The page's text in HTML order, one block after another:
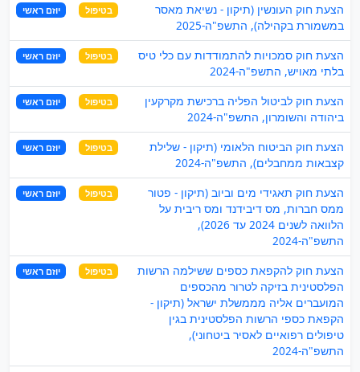
הצעת חוק העונשין (תיקון - נשיאת מאסר
במשמורת בקהילה), התשפ"ה-2025
בטיפול יוזם ראשי
הצעת חוק סמכויות להתמודדות עם כלי טיס
בלתי מאויש, התשפ"ה-2024
בטיפול יוזם ראשי
הצעת חוק לביטול הפליה ברכישת מקרקעין
ביהודה והשומרון, התשפ"ה-2024
בטיפול יוזם ראשי
הצעת חוק הביטוח הלאומי (תיקון - שלילת
קצבאות ממחבלים), התשפ"ה-2024
בטיפול יוזם ראשי
הצעת חוק תאגידי מים וביוב (תיקון - פטור
ממס חברות, מס דיבידנד ומס ריבית על
הלוואה לשנים 2024 עד 2026),
התשפ"ה-2024
בטיפול יוזם ראשי
הצעת חוק להקפאת כספים ששילמה הרשות
הפלסטינית בזיקה לטרור מהכספים
המועברים אליה מממשלת ישראל (תיקון -
הקפאת כספי הרשות הפלסטינית בגין
טיפולים רפואיים לאסיר ביטחוני),
התשפ"ה-2024
בטיפול יוזם ראשי